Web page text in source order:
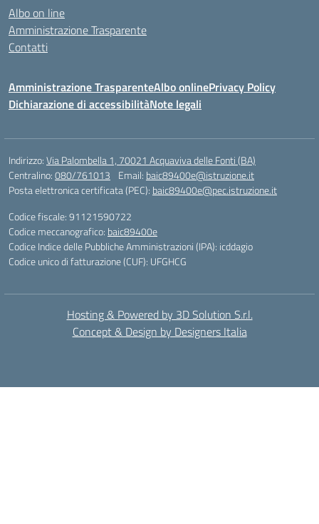
Albo on line
Amministrazione Trasparente
Contatti
Amministrazione TrasparenteAlbo onlinePrivacy Policy
Dichiarazione di accessibilitàNote legali
Indirizzo:Via Palombella 1, 70021 Acquaviva delle Fonti (BA)
Centralino:080/761013 Email: baic89400e@istruzione.it
Posta elettronica certificata (PEC): baic89400e@pec.istruzione.it
Codice fiscale: 91121590722
Codice meccanografico: baic89400e
Codice Indice delle Pubbliche Amministrazioni (IPA): icddagio
Codice unico di fatturazione (CUF): UFGHCG
Hosting & Powered by 3D Solution S.r.l.
Concept & Design by Designers Italia